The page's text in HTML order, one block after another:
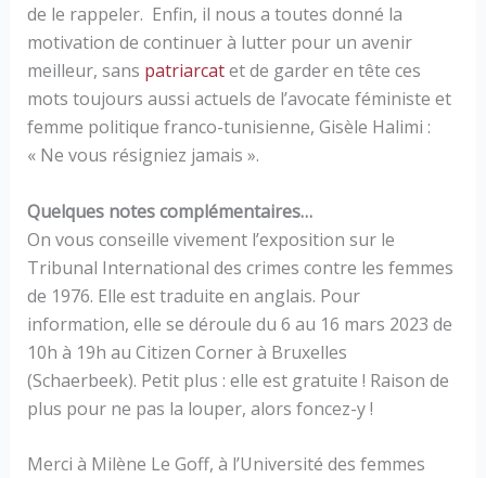
de le rappeler. Enfin, il nous a toutes donné la
motivation de continuer à lutter pour un avenir
meilleur, sans patriarcatet de garder en tête ces
mots toujours aussi actuels de l’avocate féministe et
femme politique franco-tunisienne, Gisèle Halimi :
« Ne vous résigniez jamais ».
Quelques notes complémentaires…
On vous conseille vivement l’exposition sur le
Tribunal International des crimes contre les femmes
de 1976. Elle est traduite en anglais. Pour
information, elle se déroule du 6 au 16 mars 2023 de
10h à 19h au Citizen Corner à Bruxelles
(Schaerbeek). Petit plus : elle est gratuite ! Raison de
plus pour ne pas la louper, alors foncez-y !
Merci à Milène Le Goff, à l’Université des femmes